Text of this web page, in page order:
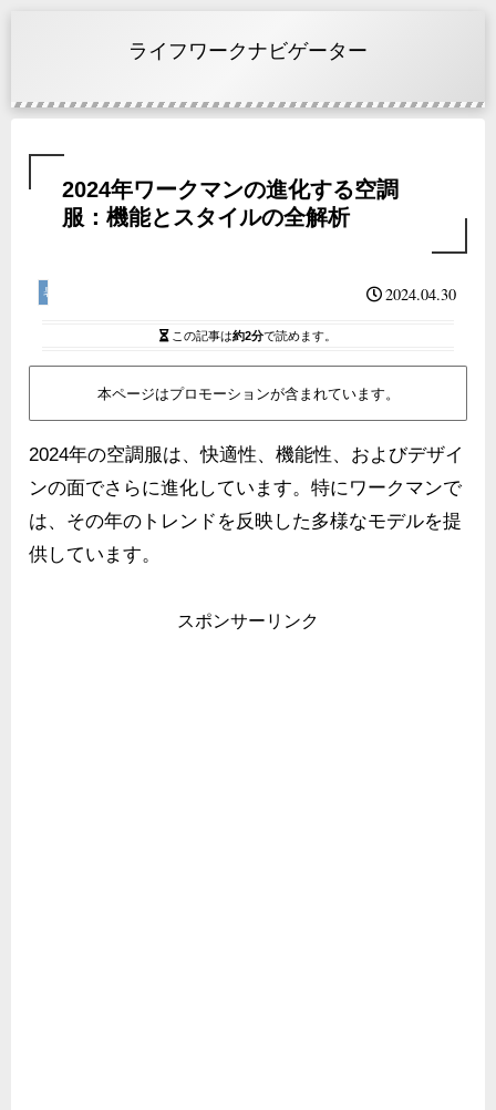
ライフワークナビゲーター
2024年ワークマンの進化する空調
服：機能とスタイルの全解析
暑さ対策グッズ 2024.04.30
この記事は約2分で読めます。
本ページはプロモーションが含まれています。
2024年の空調服は、快適性、機能性、およびデザイ
ンの面でさらに進化しています。特にワークマンで
は、その年のトレンドを反映した多様なモデルを提
供しています。
スポンサーリンク